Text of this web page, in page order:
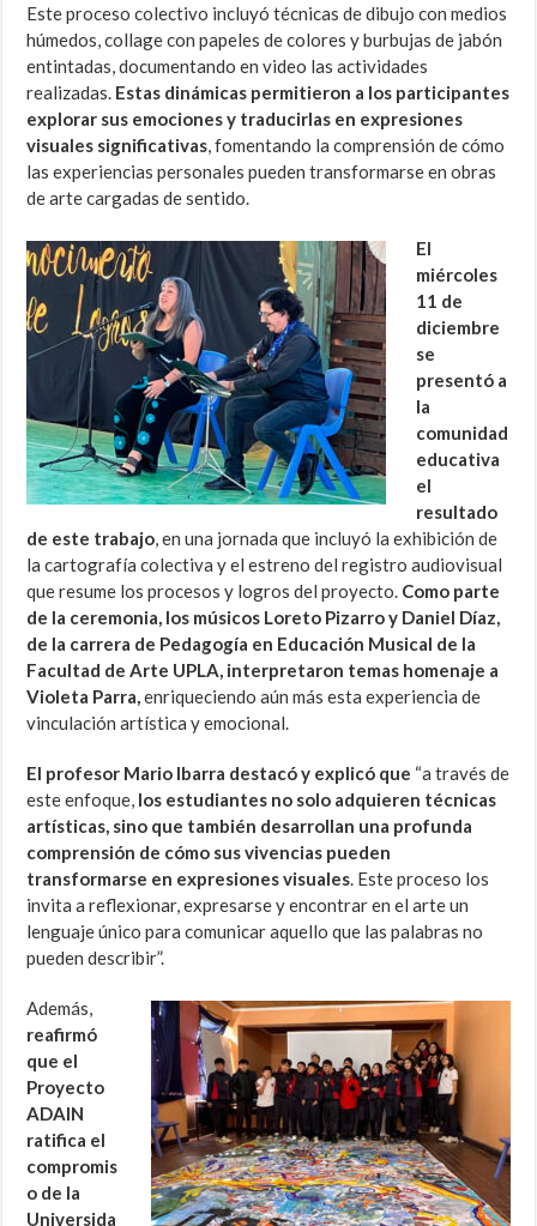
Este proceso colectivo incluyó técnicas de dibujo con medios
húmedos, collage con papeles de colores y burbujas de jabón
entintadas, documentando en video las actividades
realizadas. Estas dinámicas permitieron a los participantes
explorar sus emociones y traducirlas en expresiones
visuales significativas, fomentando la comprensión de cómo
las experiencias personales pueden transformarse en obras
de arte cargadas de sentido.
El
miércoles
11 de
diciembre
se
presentó a
la
comunidad
educativa
el
resultado
de este trabajo, en una jornada que incluyó la exhibición de
la cartografía colectiva y el estreno del registro audiovisual
que resume los procesos y logros del proyecto. Como parte
de la ceremonia, los músicos Loreto Pizarro y Daniel Díaz,
de la carrera de Pedagogía en Educación Musical de la
Facultad de Arte UPLA, interpretaron temas homenaje a
Violeta Parra,enriqueciendo aún más esta experiencia de
vinculación artística y emocional.
El profesor Mario Ibarra destacó y explicó que “a través de
este enfoque, los estudiantes no solo adquieren técnicas
artísticas, sino que también desarrollan una profunda
comprensión de cómo sus vivencias pueden
transformarse en expresiones visuales. Este proceso los
invita a reflexionar, expresarse y encontrar en el arte un
lenguaje único para comunicar aquello que las palabras no
pueden describir”.
Además,
reafirmó
que el
Proyecto
ADAIN
ratifica el
compromis
o de la
Universida